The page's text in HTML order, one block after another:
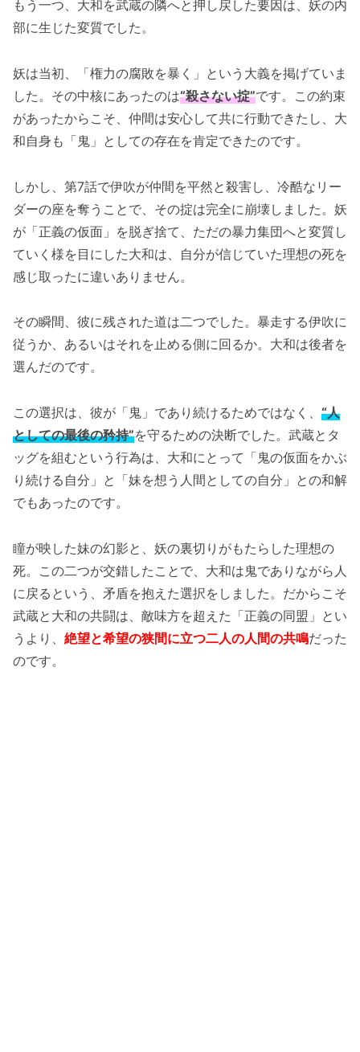
もう一つ、大和を武蔵の隣へと押し戻した要因は、妖の内
部に生じた変質でした。
妖は当初、「権力の腐敗を暴く」という大義を掲げていま
した。その中核にあったのは“殺さない掟”です。この約束
があったからこそ、仲間は安心して共に行動できたし、大
和自身も「鬼」としての存在を肯定できたのです。
しかし、第7話で伊吹が仲間を平然と殺害し、冷酷なリー
ダーの座を奪うことで、その掟は完全に崩壊しました。妖
が「正義の仮面」を脱ぎ捨て、ただの暴力集団へと変質し
ていく様を目にした大和は、自分が信じていた理想の死を
感じ取ったに違いありません。
その瞬間、彼に残された道は二つでした。暴走する伊吹に
従うか、あるいはそれを止める側に回るか。大和は後者を
選んだのです。
この選択は、彼が「鬼」であり続けるためではなく、 “人
としての最後の矜持”を守るための決断でした。武蔵とタ
ッグを組むという行為は、大和にとって「鬼の仮面をかぶ
り続ける自分」と「妹を想う人間としての自分」との和解
でもあったのです。
瞳が映した妹の幻影と、妖の裏切りがもたらした理想の
死。この二つが交錯したことで、大和は鬼でありながら人
に戻るという、矛盾を抱えた選択をしました。だからこそ
武蔵と大和の共闘は、敵味方を超えた「正義の同盟」とい
うより、 絶望と希望の狭間に立つ二人の人間の共鳴だった
のです。